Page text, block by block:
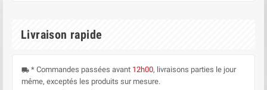
Livraison rapide
local_shipping * Commandes passées avant 12h00, livraisons parties le jour
même, exceptés les produits sur mesure.